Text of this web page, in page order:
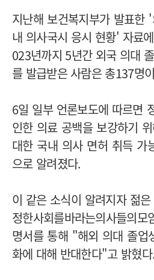
지난해 보건복지부가 발표한
내 의사국시 응시 현황' 자료
023년까지 5년간 외국 의대
를 발급받은 사람은 총137명
6일 일부 언론보도에 따르면
인한 의료 공백을 보강하기
대한 국내 의사 면허 취득 가
으로 알려졌다.
이 같은 소식이 알려지자 젊
정한사회를바라는의사들의
명서를 통해 "해외 의대 졸업
화에 대해 반대한다"고 밝혔다.